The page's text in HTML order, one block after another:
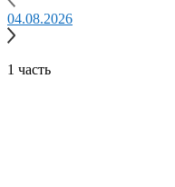
04.08.2026
1 часть